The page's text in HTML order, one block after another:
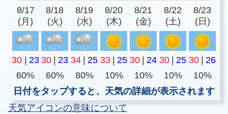
8/17
(月)
8/18
(火)
8/19
(水)
8/20
(木)
8/21
(金)
8/22
(土)
8/23
(日)
30 23 30 23 34 25 33 25 30 24 30 25 30
26
60%
60% 80% 10% 10% 10%
10%
日付をタップすると、天気の詳細が表示されます
天気アイコンの意味について